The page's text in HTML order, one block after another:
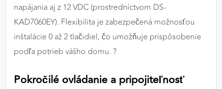
napájania aj z 12 VDC (prostredníctvom DS-
KAD7060EY). Flexibilita je zabezpečená možnosťou
inštalácie 0 až 2 tlačidiel, čo umožňuje prispôsobenie
podľa potrieb vášho domu. ?
Pokročilé ovládanie a pripojiteľnosť